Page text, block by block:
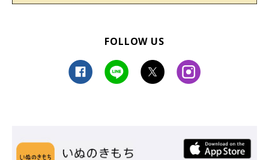
すね。なかにはスプレー行動がクセになってしまう猫もいるよう
なので、そうなる前に対策をしたいものです。
トイレでスプレーしてもらう方向に誘導することを試してみてく
ださい。
FOLLOW US